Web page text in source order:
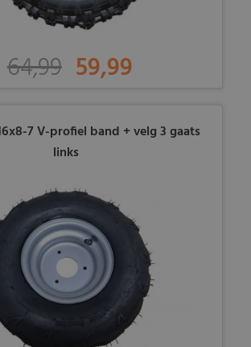
64,99 59,99
7 V-profiel band + velg 3 gaats
links